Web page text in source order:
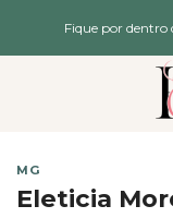
Fique por dentro
MG
Eleticia